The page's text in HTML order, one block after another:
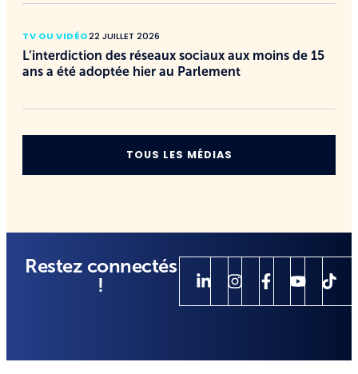
TV OU VIDÉO22 JUILLET 2026
L’interdiction des réseaux sociaux aux moins de 15
ans a été adoptée hier au Parlement
TOUS LES MÉDIAS
Restez connectés
!